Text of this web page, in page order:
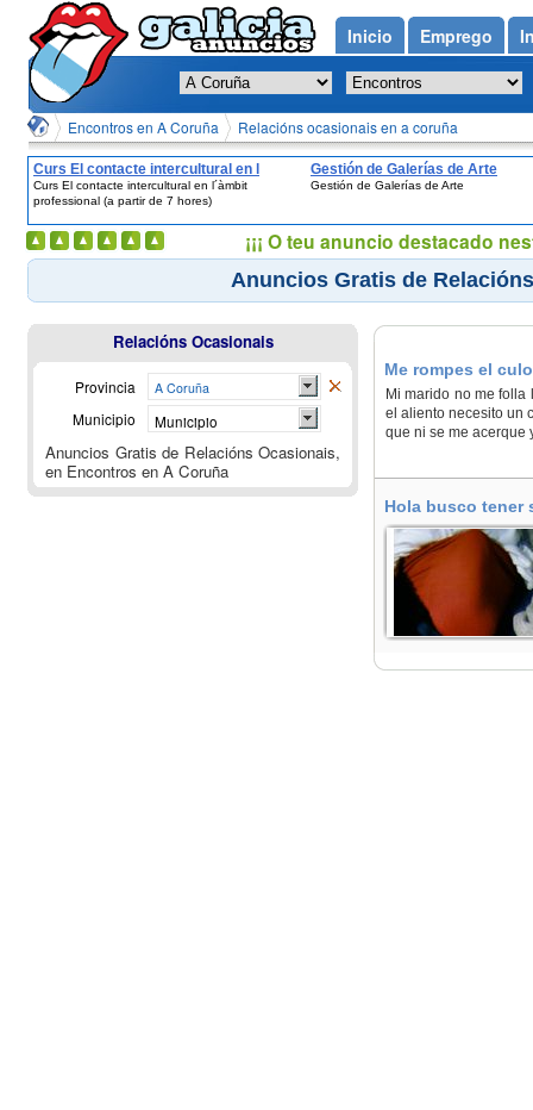
Encontros en A Coruña Relacións ocasionais en a coruña
Curs El contacte intercultural en l
´àmbit professional (a partir de 7 hores)
Curs El contacte intercultural en l´àmbit
professional (a partir de 7 hores)
Gestión de Galerías de Arte
Gestión de Galerías de Arte
Anuncios Gratis de
Me rompes el
Mi marido no me
el aliento necesito un
que ni se me acerque
Hola busco tener
Relacións Ocasionais
Provincia A Coruña
Municipio Municipio
Anuncios Gratis de Relacións Ocasionais,
en Encontros en A Coruña
Inicio Emprego
¡¡¡ O teu anuncio destacado